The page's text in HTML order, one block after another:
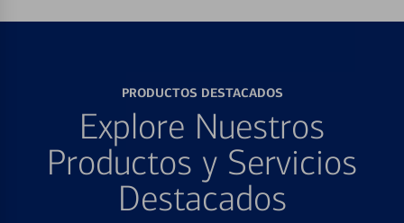
PRODUCTOS DESTACADOS
Explore Nuestros
Productos y Servicios
Destacados